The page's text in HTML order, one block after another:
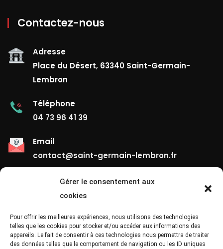
Gérer le consentement aux
cookies
Pour offrir les meilleures expériences, nous utilisons des technologies
telles que les cookies pour stocker et/ou accéder aux informations des
appareils. Le fait de consentir à ces technologies nous permettra de traiter
des données telles que le comportement de navigation ou les ID uniques
Contactez-nous
Adresse
Place du Désert, 63340 Saint-Germain-
Lembron
Téléphone
04 73 96 41 39
Email
contact@saint-germain-lembron.fr
Liens Utiles
Contact
Mentions Légales